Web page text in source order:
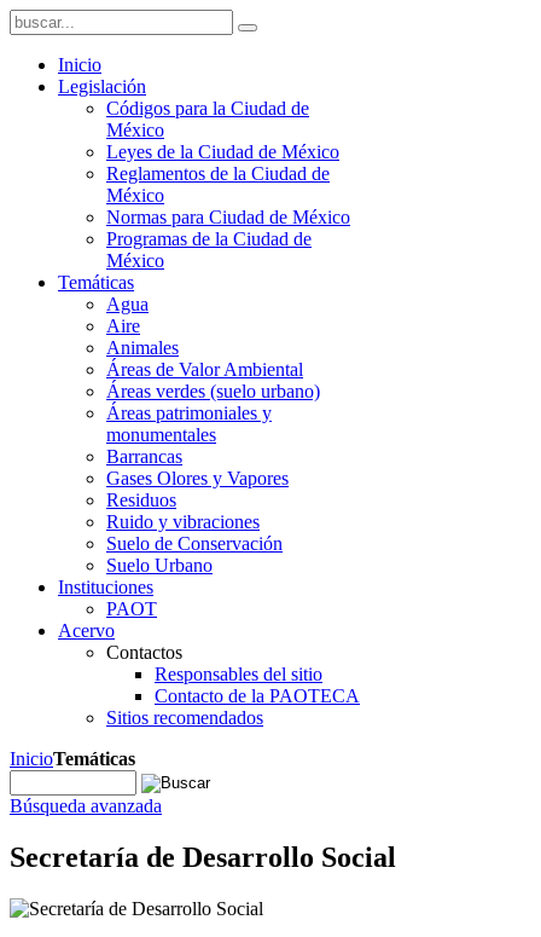
Inicio
Legislación
Códigos para la Ciudad de
México
Leyes de la Ciudad de México
Reglamentos de la Ciudad de
México
Normas para Ciudad de México
Programas de la Ciudad de
México
Temáticas
Agua
Aire
Animales
Áreas de Valor Ambiental
Áreas verdes (suelo urbano)
Áreas patrimoniales y
monumentales
Barrancas
Gases Olores y Vapores
Residuos
Ruido y vibraciones
Suelo de Conservación
Suelo Urbano
Instituciones
PAOT
Acervo
Contactos
Responsables del sitio
Contacto de la PAOTECA
Sitios recomendados
InicioTemáticas
Búsqueda avanzada
Secretaría de Desarrollo Social